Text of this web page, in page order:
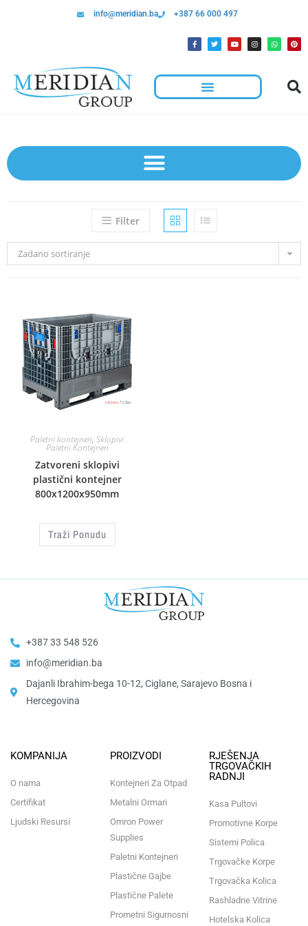
info@meridian.ba +387 66 000 497
Filter
Zadano sortiranje
Paletni kontejneri, Sklopivi
Paletni Kontejneri
Zatvoreni sklopivi
plastični kontejner
800x1200x950mm
Traži Ponudu
+387 33 548 526
info@meridian.ba
Dajanli Ibrahim-bega 10-12, Ciglane, Sarajevo Bosna i
Hercegovina​
KOMPANIJA
O nama
Certifikat
Ljudski Resursi
PROIZVODI
Kontejneri Za Otpad
Metalni Ormari
Omron Power
Supplies
Paletni Kontejneri
Plastične Gajbe
Plastične Palete
Prometni Sigurnosni
RJEŠENJA
TRGOVAČKIH
RADNJI
Kasa Pultovi
Promotivne Korpe
Sistemi Polica
Trgovačke Korpe
Trgovačka Kolica
Rashladne Vitrine
Hotelska Kolica